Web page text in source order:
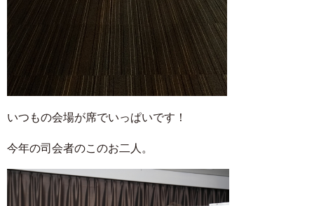
いつもの会場が席でいっぱいです！
今年の司会者のこのお二人。